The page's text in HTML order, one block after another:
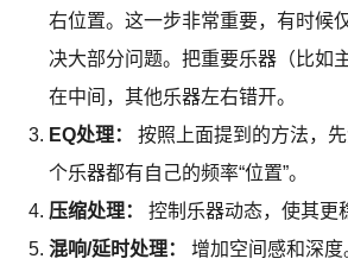
右位置。这一步非常重要，有时候
决大部分问题。把重要乐器（比如
在中间，其他乐器左右错开。
EQ处理：
按照上面提到的方法，
个乐器都有自己的频率“位置”。
压缩处理：
控制乐器动态，使其更
混响/延时处理：
增加空间感和深